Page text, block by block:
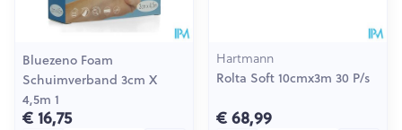
Bluezeno Foam
Schuimverband 3cm X
4,5m 1
€ 16,75
Hartmann
Rolta Soft 10cmx3m 30 P/s
€ 68,99